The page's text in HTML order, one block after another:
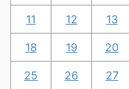
11 12 13
18 19 20
25 26 27